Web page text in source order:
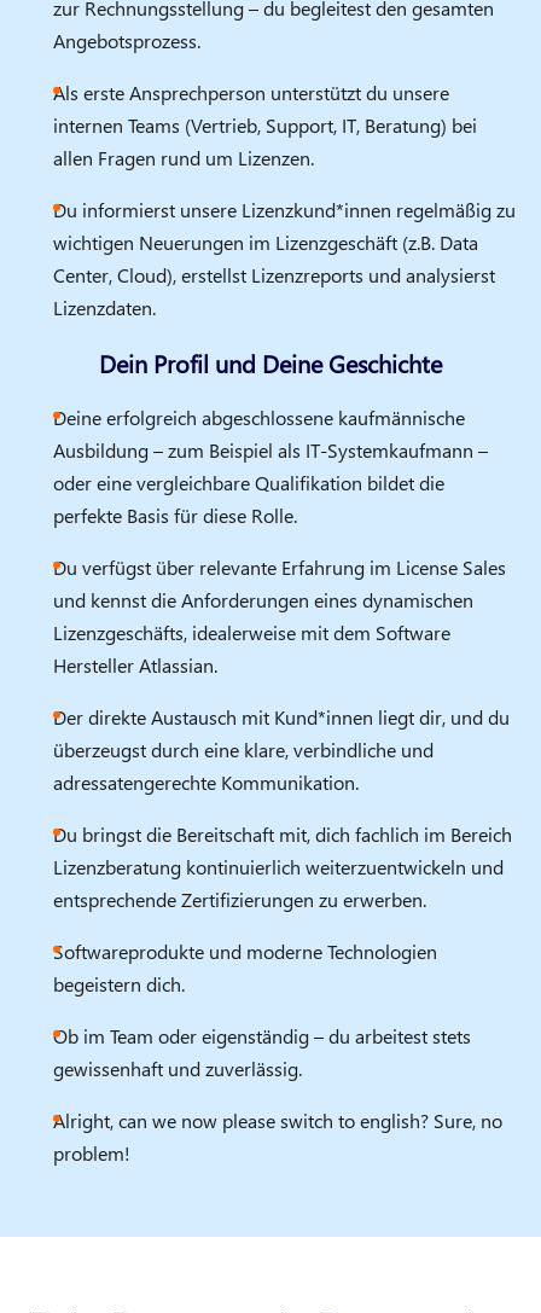
zur Rechnungsstellung – du begleitest den gesamten
Angebotsprozess.
Als erste Ansprechperson unterstützt du unsere
internen Teams (Vertrieb, Support, IT, Beratung) bei
allen Fragen rund um Lizenzen.
Du informierst unsere Lizenzkund*innen regelmäßig zu
wichtigen Neuerungen im Lizenzgeschäft (z.B. Data
Center, Cloud), erstellst Lizenzreports und analysierst
Lizenzdaten.
Dein Profil und Deine Geschichte
Deine erfolgreich abgeschlossene kaufmännische
Ausbildung – zum Beispiel als IT-Systemkaufmann –
oder eine vergleichbare Qualifikation bildet die
perfekte Basis für diese Rolle.
Du verfügst über relevante Erfahrung im License Sales
und kennst die Anforderungen eines dynamischen
Lizenzgeschäfts, idealerweise mit dem Software
Hersteller Atlassian.
Der direkte Austausch mit Kund*innen liegt dir, und du
überzeugst durch eine klare, verbindliche und
adressatengerechte Kommunikation.
Du bringst die Bereitschaft mit, dich fachlich im Bereich
Lizenzberatung kontinuierlich weiterzuentwickeln und
entsprechende Zertifizierungen zu erwerben.
Softwareprodukte und moderne Technologien
begeistern dich.
Ob im Team oder eigenständig – du arbeitest stets
gewissenhaft und zuverlässig.
Alright, can we now please switch to english? Sure, no
problem!